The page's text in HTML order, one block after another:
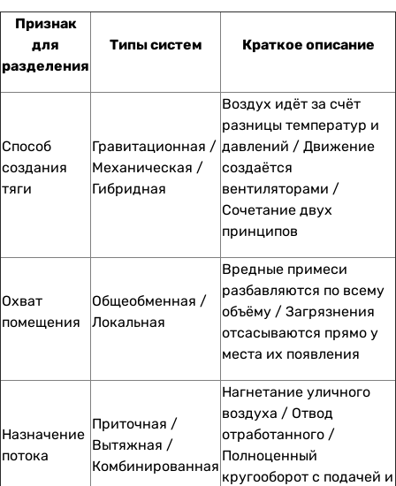
Признак
для
разделения
Типы систем Краткое описание
Способ
создания
тяги
Гравитационная /
Механическая /
Гибридная
Воздух идёт за счёт
разницы температур и
давлений / Движение
создаётся
вентиляторами /
Сочетание двух
принципов
Охват
помещения
Общеобменная /
Локальная
Вредные примеси
разбавляются по всему
объёму / Загрязнения
отсасываются прямо у
места их появления
Назначение
потока
Приточная /
Вытяжная /
Комбинированная
Нагнетание уличного
воздуха / Отвод
отработанного /
Полноценный
кругооборот с подачей и